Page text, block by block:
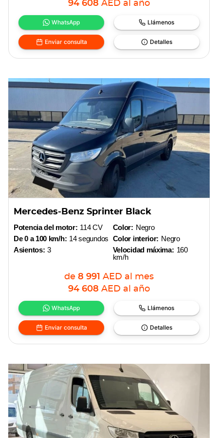
94 608 AED al año
WhatsApp Llámenos
Enviar consulta Detalles
Mercedes-Benz Sprinter Black
Potencia del motor: 114 CV
De 0 a 100 km/h: 14 segundos
Asientos: 3
Color: Negro
Color interior: Negro
Velocidad máxima: 160
km/h
de 8 991 AED al mes
94 608 AED al año
WhatsApp Llámenos
Enviar consulta Detalles